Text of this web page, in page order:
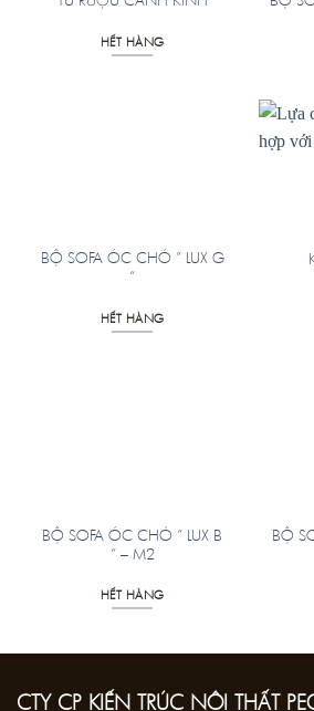
HẾT HÀNG
BỘ SOFA ÓC CHÓ ” LUX G
“
HẾT HÀNG
BỘ SOFA ÓC CHÓ ” LUX B
” – M2
HẾT HÀNG
BỘ
CTY CP KIẾN TRÚC NỘI THẤT